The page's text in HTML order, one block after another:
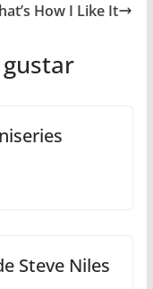
How I Like It
Steve Niles